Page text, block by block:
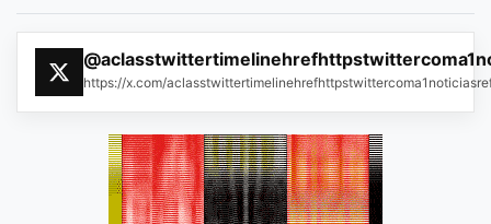
https://x.com/